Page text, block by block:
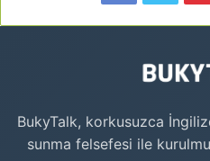
BukyTalk, korkusuzca
sunma felsefesi ile